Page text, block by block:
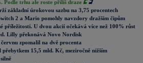
Podle trhu ale roste příliš draze
základní úrokovou sazbu na 3,75 procentech
2 a Mario pomohly navzdory dražším čipům
příležitosti. U dvou akcií očekává více než 100% růst
Lilly překonává Novo Nordisk
zpomalil na dvě procenta
15,5 mld. Kč, meziročně nižším